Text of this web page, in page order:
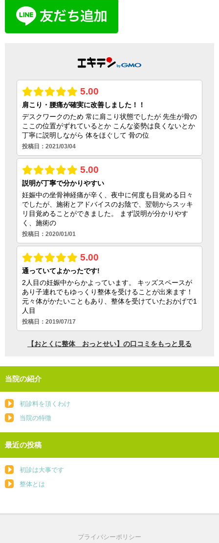
当院の紹介
初診料を頂くわけ
当院の特徴
最近の投稿
初診は大事です
整体とは
プライバシーポリシー